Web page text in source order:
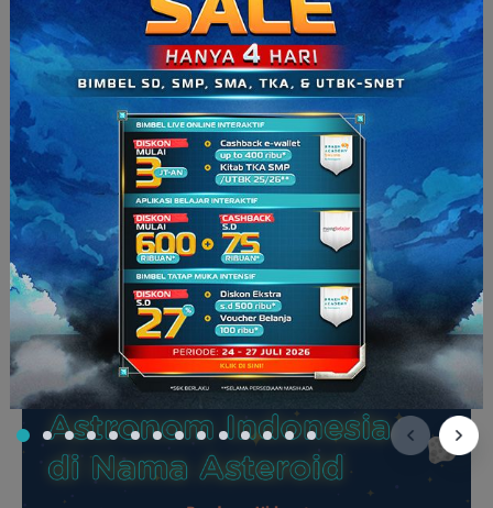
Bila kamu memilih di lembaga penelitian atau lembaga
antariksa, tentu kamu akan menjadi seorang ilmuwan.
Lembaga-lembaga ini ada banyakkokdi Indonesia, mulai dari
Badan Meteorologi, Klimatologi, dan Geofisika (BMKG)
hingga Lembaga Penerbangan dan Antariksa Nasional
(LAPAN).
Kamu juga bisa bekerja di lembaga penelitian atau lembaga
antariksa di luar Indonesia,lho. Nantinya, bila kamu memang
berkompeten sebagai ilmuwan dan memiliki prestasi yang
cemerlang, nama-namamu bisa diabadikan sebagai nama
asteroid seperti beberapa alumni astronomi ITB, yang
masing-masing adalah Bambang Hidayat, Moedji Raharto,
Dhani Herdiwijaya, dan Taufiq Hidayat.